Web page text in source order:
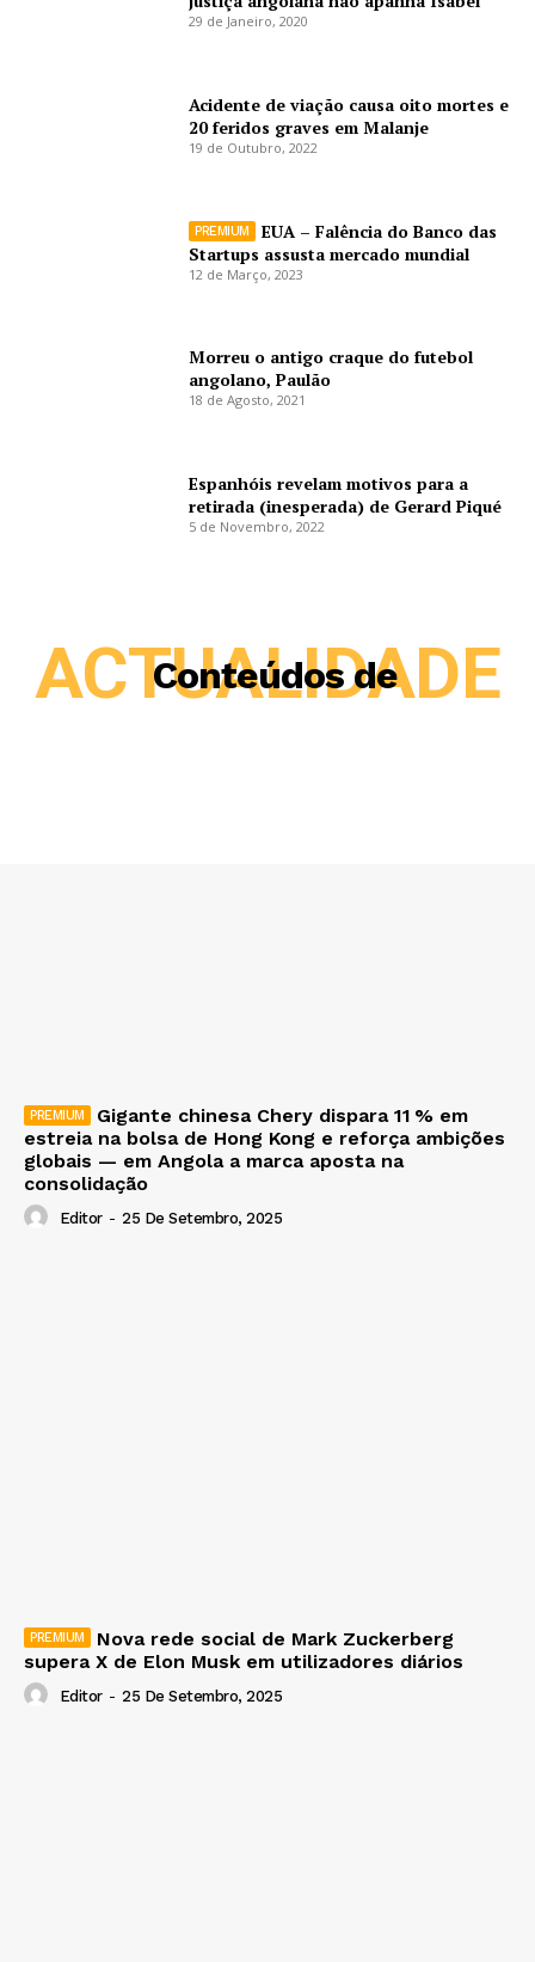
29 de Janeiro, 2020
Acidente de viação causa oito mortes e
20 feridos graves em Malanje
19 de Outubro, 2022
EUA – Falência do Banco das
Startups assusta mercado mundial
12 de Março, 2023
Morreu o antigo craque do futebol
angolano, Paulão
18 de Agosto, 2021
Espanhóis revelam motivos para a
retirada (inesperada) de Gerard Piqué
5 de Novembro, 2022
Conteúdos de
ACTUALIDADE
Gigante chinesa Chery dispara 11 % em
estreia na bolsa de Hong Kong e reforça ambições
globais — em Angola a marca aposta na
consolidação
Editor - 25 De Setembro, 2025
Nova rede social de Mark Zuckerberg
supera X de Elon Musk em utilizadores diários
Editor - 25 De Setembro, 2025